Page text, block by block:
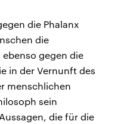
die Phalanx
die
gegen die
in der Vernunft des
menschlichen
sein
die für die